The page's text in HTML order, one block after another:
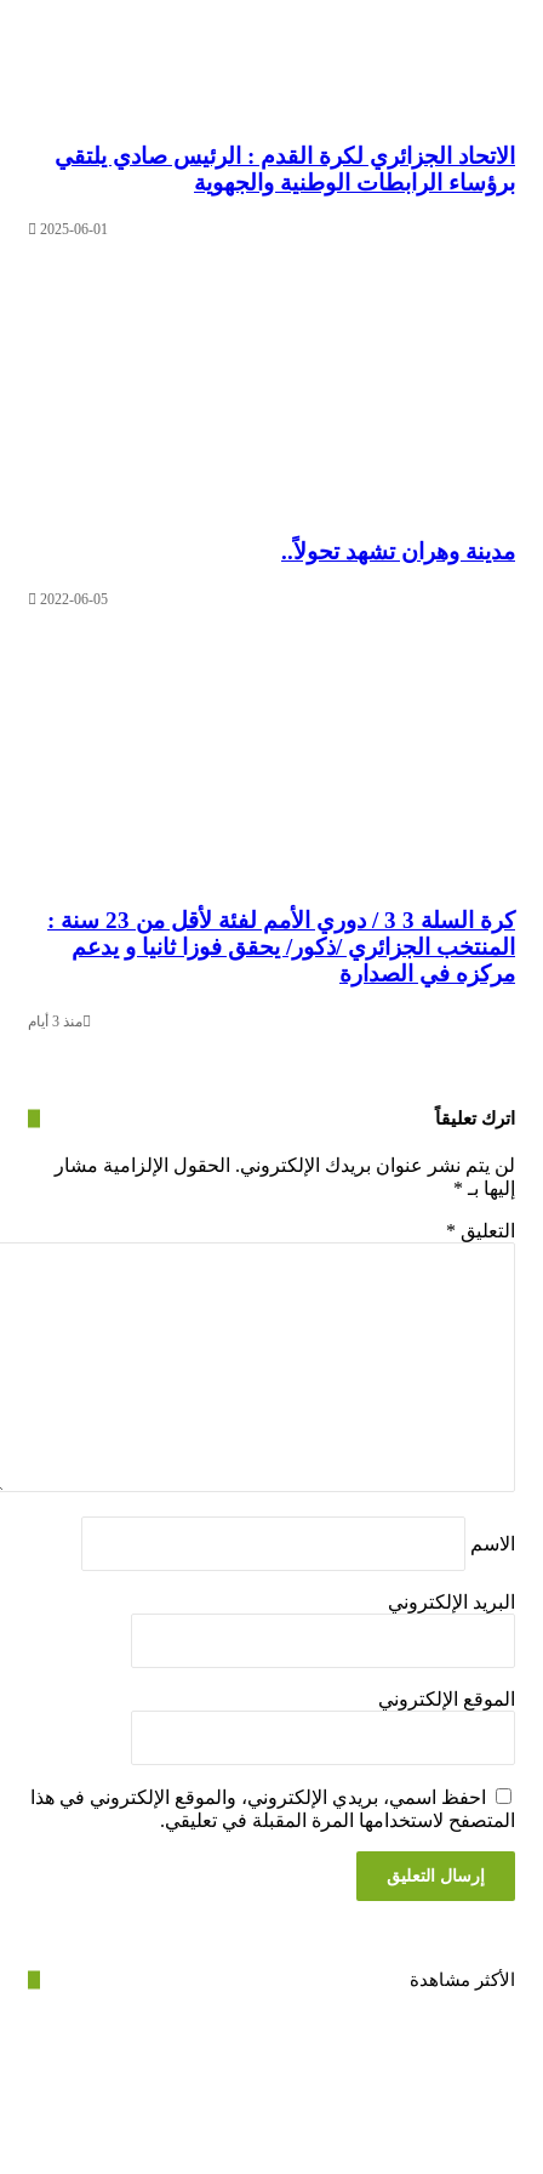
الجزائري لكرة القدم : الرئيس صادي يلتقي
الرابطات الوطنية والجهوية
2025-06-01
وهران تشهد تحولاً..
2022-06-05
كرة السلة 3 3 / دوري الأمم لفئة لأقل من 23 سنة :
الجزائري /ذكور/ يحقق فوزا ثانيا و يدعم
في الصدارة
نشر عنوان بريدك الإلكتروني. الحقول الإلزامية مشار
الإلكتروني
الإلكتروني
اسمي، بريدي الإلكتروني، والموقع الإلكتروني في هذا
لاستخدامها المرة المقبلة في تعليقي.
مشاهدة